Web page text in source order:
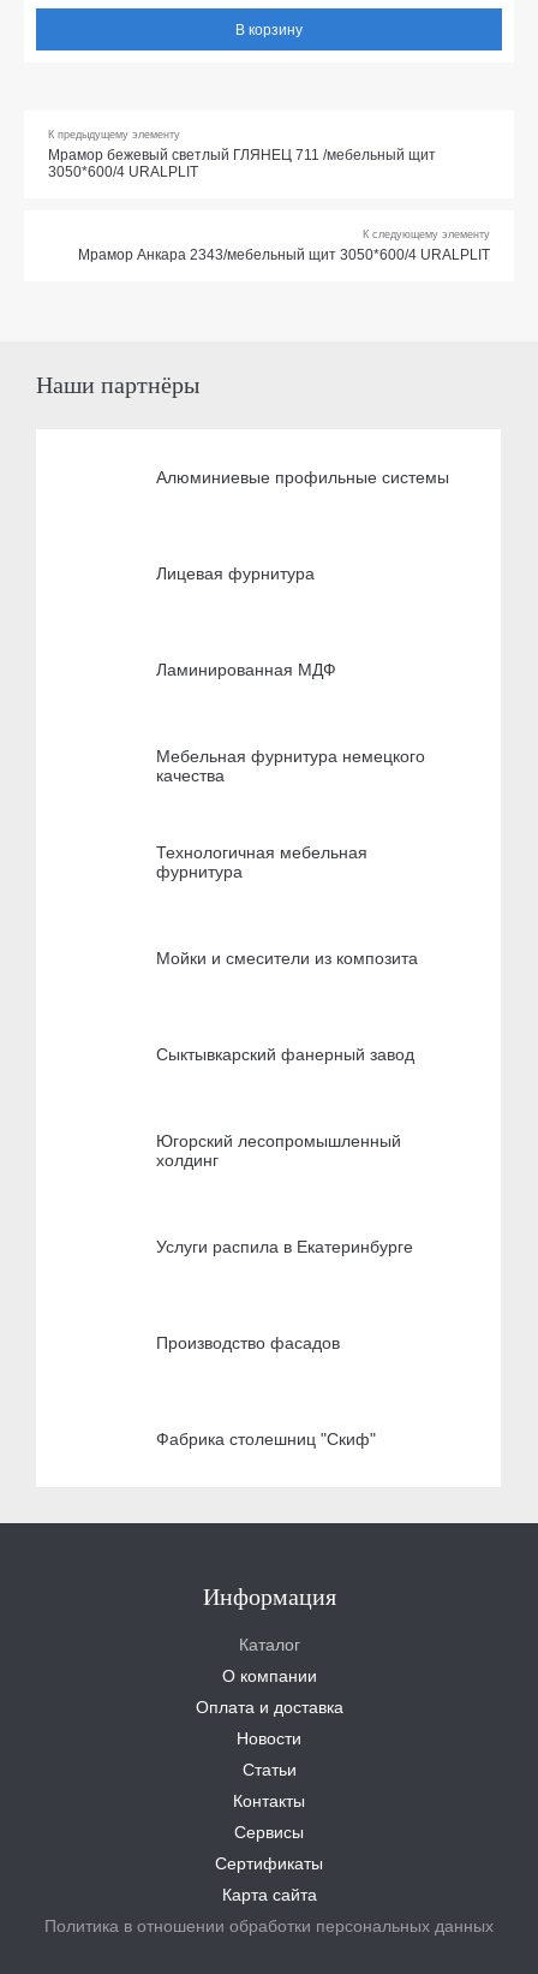
В корзину
К предыдущему элементу
Мрамор бежевый светлый ГЛЯНЕЦ 711 /мебельный щит
3050*600/4 URALPLIT
К следующему элементу
Мрамор Анкара 2343/мебельный щит 3050*600/4 URALPLIT
Наши партнёры
Алюминиевые профильные системы
Лицевая фурнитура
Ламинированная МДФ
Мебельная фурнитура немецкого
качества
Технологичная мебельная
фурнитура
Мойки и смесители из композита
Сыктывкарский фанерный завод
Югорский лесопромышленный
холдинг
Услуги распила в Екатеринбурге
Производство фасадов
Фабрика столешниц "Скиф"
Информация
Каталог
О компании
Оплата и доставка
Новости
Статьи
Контакты
Сервисы
Сертификаты
Карта сайта
Политика в отношении обработки персональных данных